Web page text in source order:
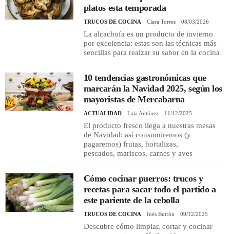
platos esta temporada
TRUCOS DE COCINA Clara Torres 08/03/2026
La alcachofa es un producto de invierno
por excelencia: estas son las técnicas más
sencillas para realzar su sabor en la cocina
10 tendencias gastronómicas que
marcarán la Navidad 2025, según los
mayoristas de Mercabarna
ACTUALIDAD Laia Antúnez 11/12/2025
El producto fresco llega a nuestras mesas
de Navidad: así consumiremos (y
pagaremos) frutas, hortalizas,
pescados, mariscos, carnes y aves
Cómo cocinar puerros: trucos y
recetas para sacar todo el partido a
este pariente de la cebolla
TRUCOS DE COCINA Inés Butrón 09/12/2025
Descubre cómo limpiar, cortar y cocinar